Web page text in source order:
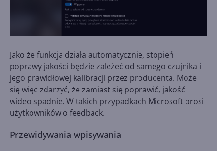
Jako że funkcja działa automatycznie, stopień
poprawy jakości będzie zależeć od samego czujnika i
jego prawidłowej kalibracji przez producenta. Może
się więc zdarzyć, że zamiast się poprawić, jakość
wideo spadnie. W takich przypadkach Microsoft prosi
użytkowników o feedback.
Przewidywania wpisywania